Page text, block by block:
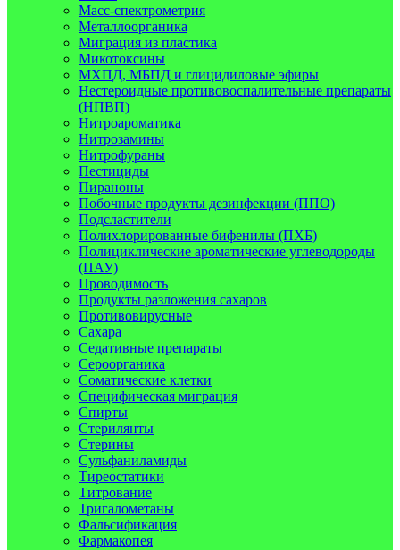
Масс-спектрометрия
Металлоорганика
Миграция из пластика
Микотоксины
МХПД, МБПД и глицидиловые эфиры
Нестероидные противовоспалительные препараты
(НПВП)
Нитроароматика
Нитрозамины
Нитрофураны
Пестициды
Пираноны
Побочные продукты дезинфекции (ППО)
Подсластители
Полихлорированные бифенилы (ПХБ)
Полициклические ароматические углеводороды
(ПАУ)
Проводимость
Продукты разложения сахаров
Противовирусные
Сахара
Седативные препараты
Сероорганика
Соматические клетки
Специфическая миграция
Спирты
Стерилянты
Стерины
Сульфаниламиды
Тиреостатики
Титрование
Тригалометаны
Фальсификация
Фармакопея